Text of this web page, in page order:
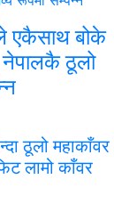
एकैसाथ बोके
ठूलो
ठूलो महाकाँवर
लामो काँवर